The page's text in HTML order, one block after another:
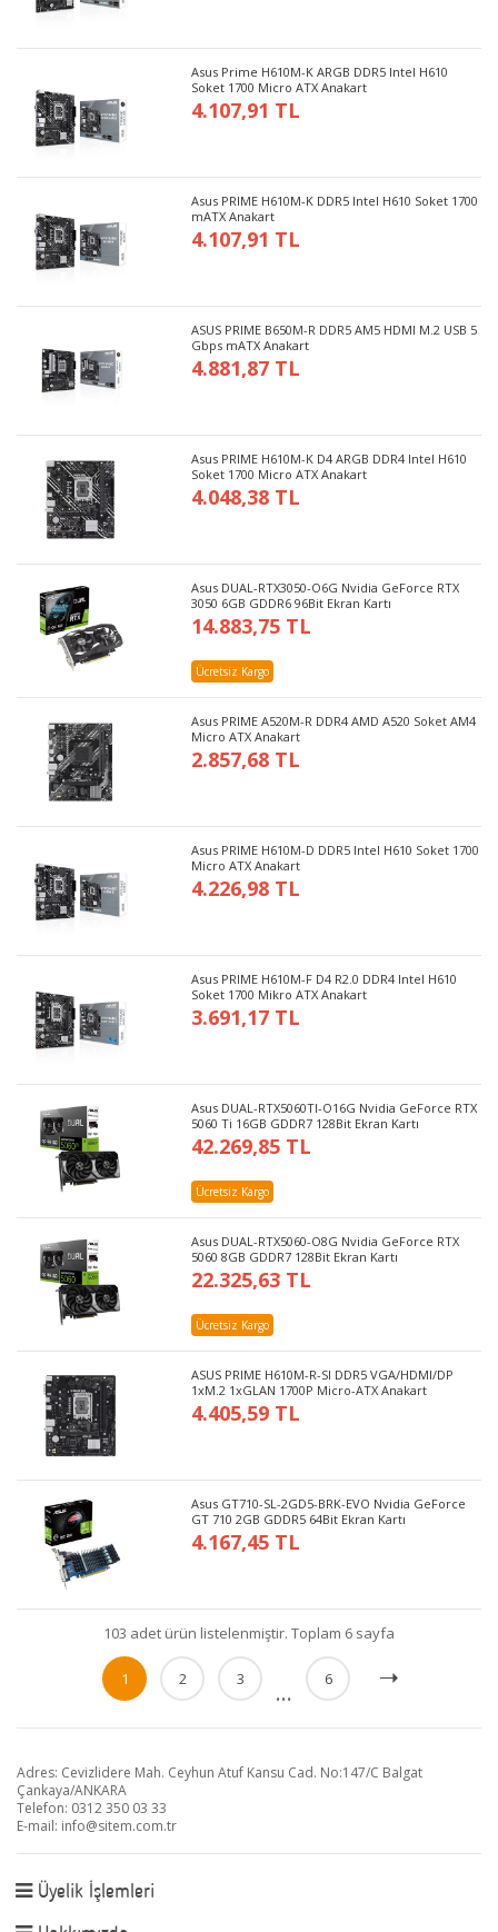
Asus Prime H610M-K ARGB DDR5 Intel H610
Soket 1700 Micro ATX Anakart
4.107,91 TL
Asus PRIME H610M-K DDR5 Intel H610 Soket 1700
mATX Anakart
4.107,91 TL
ASUS PRIME B650M-R DDR5 AM5 HDMI M.2 USB 5
Gbps mATX Anakart
4.881,87 TL
Asus PRIME H610M-K D4 ARGB DDR4 Intel H610
Soket 1700 Micro ATX Anakart
4.048,38 TL
Asus DUAL-RTX3050-O6G Nvidia GeForce RTX
3050 6GB GDDR6 96Bit Ekran Kartı
14.883,75 TL
Ücretsiz Kargo
Asus PRIME A520M-R DDR4 AMD A520 Soket AM4
Micro ATX Anakart
2.857,68 TL
Asus PRIME H610M-D DDR5 Intel H610 Soket 1700
Micro ATX Anakart
4.226,98 TL
Asus PRIME H610M-F D4 R2.0 DDR4 Intel H610
Soket 1700 Mikro ATX Anakart
3.691,17 TL
Asus DUAL-RTX5060TI-O16G Nvidia GeForce RTX
5060 Ti 16GB GDDR7 128Bit Ekran Kartı
42.269,85 TL
Ücretsiz Kargo
Asus DUAL-RTX5060-O8G Nvidia GeForce RTX
5060 8GB GDDR7 128Bit Ekran Kartı
22.325,63 TL
Ücretsiz Kargo
ASUS PRIME H610M-R-SI DDR5 VGA/HDMI/DP
1xM.2 1xGLAN 1700P Micro-ATX Anakart
4.405,59 TL
Asus GT710-SL-2GD5-BRK-EVO Nvidia GeForce
GT 710 2GB GDDR5 64Bit Ekran Kartı
4.167,45 TL
103 adet ürün listelenmiştir. Toplam 6 sayfa
1 2 3 ... 6
Adres: Cevizlidere Mah. Ceyhun Atuf Kansu Cad. No:147/C Balgat
Çankaya/ANKARA
Telefon: 0312 350 03 33
E-mail: info@sitem.com.tr
Üyelik İşlemleri